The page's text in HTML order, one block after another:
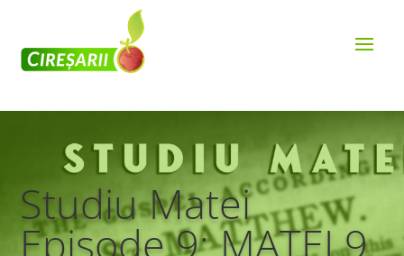
Studiu Matei
Episode 9: MATEI 9.